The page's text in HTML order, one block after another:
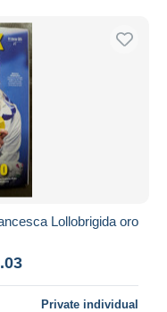
Lollobrigida oro
Private individual